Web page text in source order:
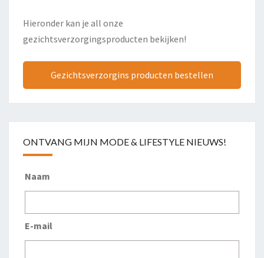
Hieronder kan je all onze
gezichtsverzorgingsproducten bekijken!
Gezichtsverzorgins producten bestellen
ONTVANG MIJN MODE & LIFESTYLE NIEUWS!
Naam
E-mail